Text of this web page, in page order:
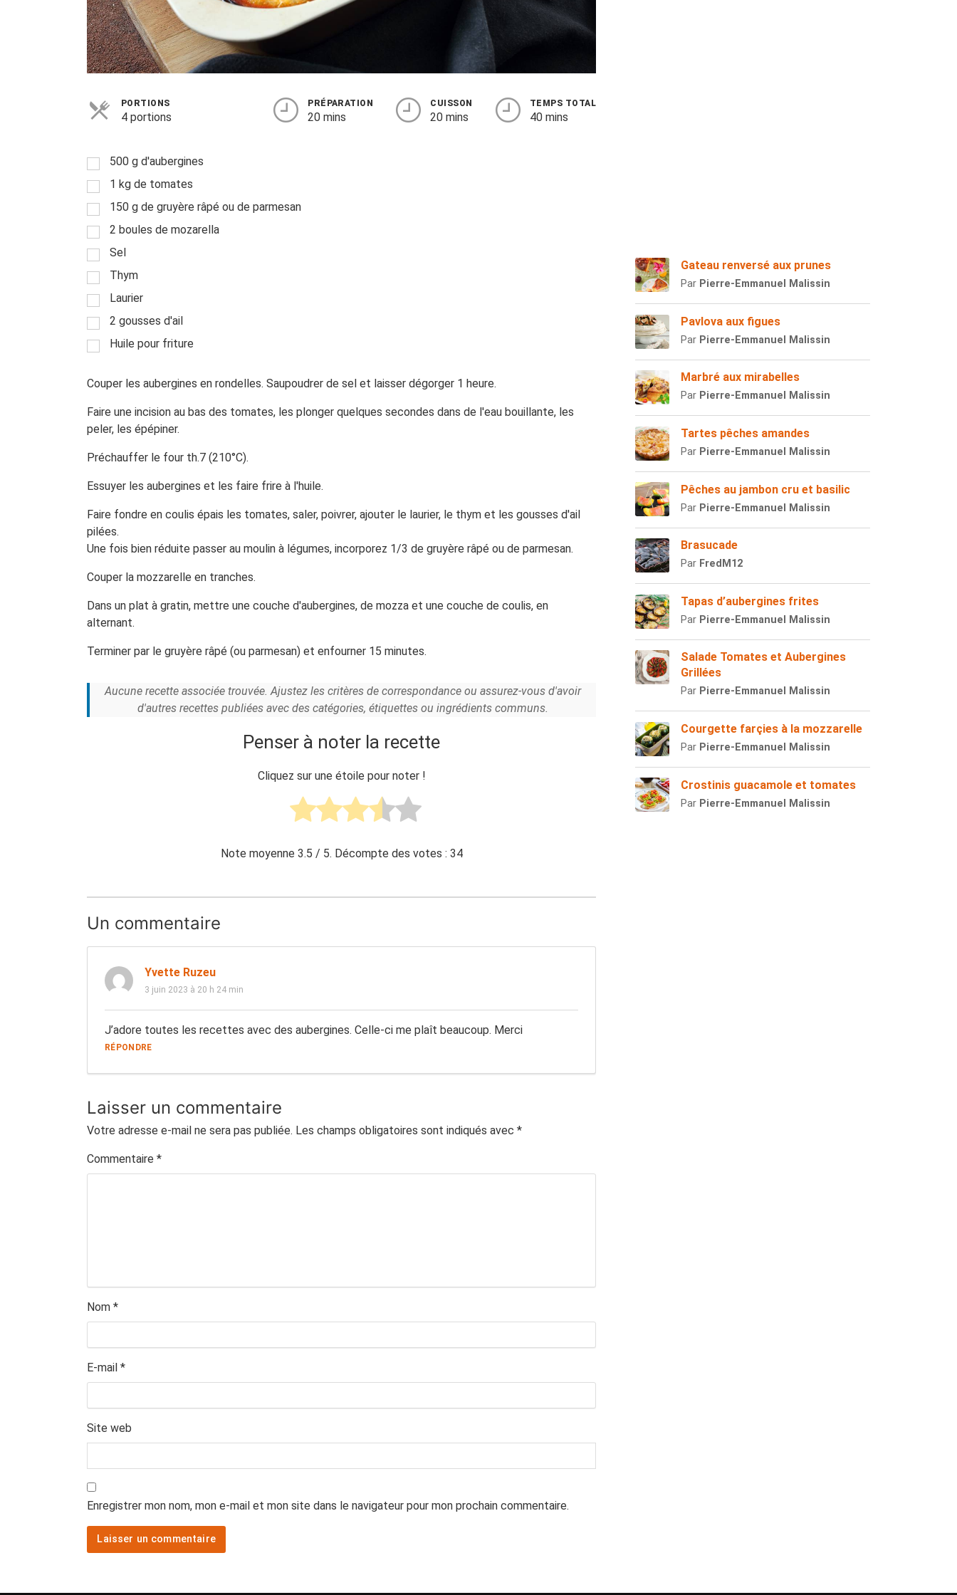
PORTIONS
4 portions
PRÉPARATION
20 mins
CUISSON
20 mins
TEMPS TOTAL
40 mins
500 g d'aubergines
1 kg de tomates
150 g de gruyère râpé ou de parmesan
2 boules de mozarella
Sel
Thym
Laurier
2 gousses d'ail
Huile pour friture
Couper les aubergines en rondelles. Saupoudrer de sel et laisser dégorger 1 heure.
Faire une incision au bas des tomates, les plonger quelques secondes dans de l'eau bouillante, les
peler, les épépiner.
Préchauffer le four th.7 (210°C).
Essuyer les aubergines et les faire frire à l'huile.
Faire fondre en coulis épais les tomates, saler, poivrer, ajouter le laurier, le thym et les gousses d'ail
pilées.
Une fois bien réduite passer au moulin à légumes, incorporez 1/3 de gruyère râpé ou de parmesan.
Couper la mozzarelle en tranches.
Dans un plat à gratin, mettre une couche d'aubergines, de mozza et une couche de coulis, en
alternant.
Terminer par le gruyère râpé (ou parmesan) et enfourner 15 minutes.
Aucune recette associée trouvée. Ajustez les critères de correspondance ou assurez-vous d'avoir
d'autres recettes publiées avec des catégories, étiquettes ou ingrédients communs.
Penser à noter la recette
Cliquez sur une étoile pour noter !
Note moyenne 3.5 / 5. Décompte des votes : 34
Un commentaire
Yvette Ruzeu
3 juin 2023 à 20 h 24 min
J’adore toutes les recettes avec des aubergines. Celle-ci me plaît beaucoup. Merci
RÉPONDRE
Laisser un commentaire
Votre adresse e-mail ne sera pas publiée. Les champs obligatoires sont indiqués avec *
Commentaire *
Nom *
E-mail *
Site web
Enregistrer mon nom, mon e-mail et mon site dans le navigateur pour mon prochain commentaire.
Gateau renversé aux prunes
Par Pierre-Emmanuel Malissin
Pavlova aux figues
Par Pierre-Emmanuel Malissin
Marbré aux mirabelles
Par Pierre-Emmanuel Malissin
Tartes pêches amandes
Par Pierre-Emmanuel Malissin
Pêches au jambon cru et basilic
Par Pierre-Emmanuel Malissin
Brasucade
Par FredM12
Tapas d’aubergines frites
Par Pierre-Emmanuel Malissin
Salade Tomates et Aubergines
Grillées
Par Pierre-Emmanuel Malissin
Courgette farçies à la mozzarelle
Par Pierre-Emmanuel Malissin
Crostinis guacamole et tomates
Par Pierre-Emmanuel Malissin